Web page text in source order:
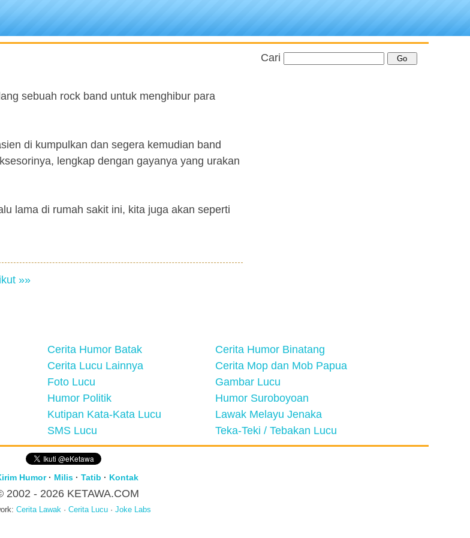
sebuah rock band untuk menghibur para
di kumpulkan dan segera kemudian band
lengkap dengan gayanya yang urakan
lama di rumah sakit ini, kita juga akan seperti
»»
Cari
Cerita Humor Batak
Cerita Humor Binatang
Cerita Lucu Lainnya
Cerita Mop dan Mob Papua
Foto Lucu
Gambar Lucu
Humor Politik
Humor Suroboyoan
Kutipan Kata-Kata Lucu
Lawak Melayu Jenaka
SMS Lucu Teka-Teki / Tebakan Lucu
Humor· Milis · Tatib · Kontak
2002 - 2026 KETAWA.COM
Cerita Lawak · Cerita Lucu · Joke Labs